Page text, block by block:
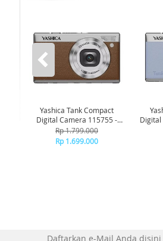
Yashica Tank Compact
Digital Camera 115755 -
Brown
Rp 1.799.000
Rp 1.699.000
Digital
Daftarkan e-Mail Anda